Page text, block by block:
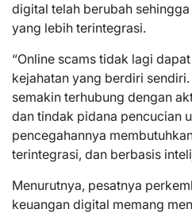
digital telah berubah
yang lebih terintegrasi.
“Online scams tidak lagi
kejahatan yang berdiri
semakin terhubung dengan
dan tindak pidana pencucian
pencegahannya
terintegrasi, dan berbasis
Menurutnya, pesatnya
keuangan digital memang